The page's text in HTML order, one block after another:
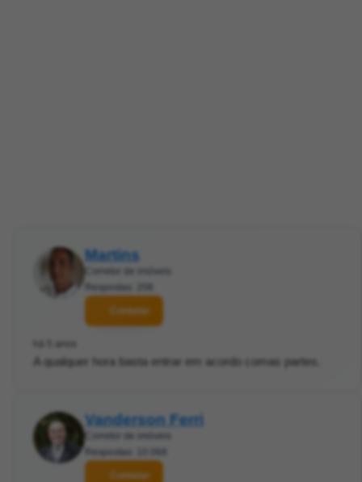
Martins
Corretor de imóveis
Respostas: 208
Contatar
há 5 anos
A qualquer hora basta entrar em acordo comas partes.
Vanderson Ferri
Corretor de imóveis
Respostas: 10.068
Contatar